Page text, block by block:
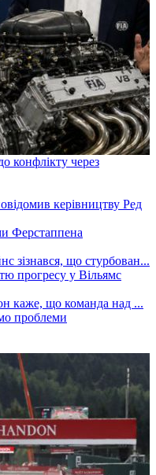
конфлікту через
Ферстаппена
прогресу у Вільямс
проблеми